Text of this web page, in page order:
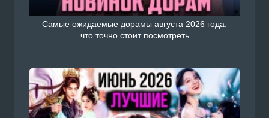
Самые ожидаемые дорамы августа 2026 года:
что точно стоит посмотреть